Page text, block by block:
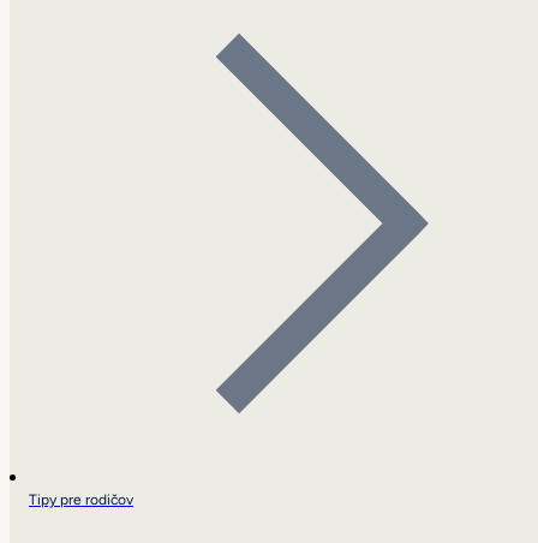
Tipy pre rodičov